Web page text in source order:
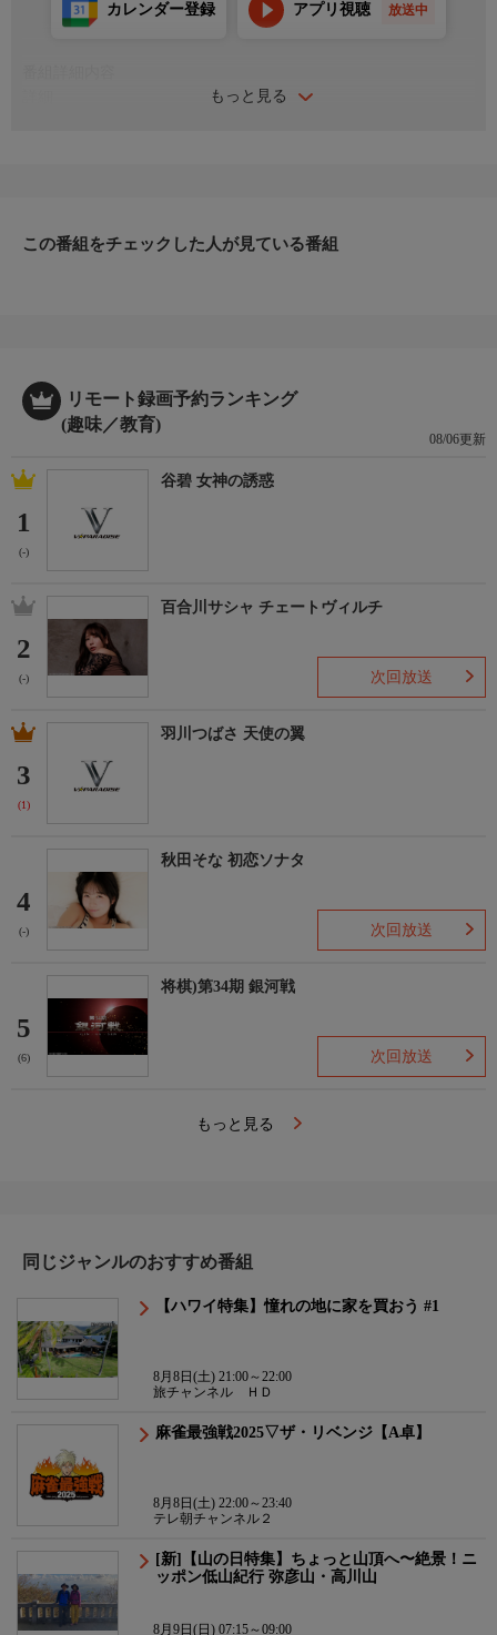
もっと見る
カレンダー登録 アプリ視聴 放送中
こだわり、理想の釣りを追求する2日間に迫る！
この番組をチェックした人が見ている番組
リモート録画予約ランキング
(趣味／教育)
08/06更新
1
(-)
谷碧 女神の誘惑
2
(-)
百合川サシャ チェートヴィルチ
次回放送
3
(1)
羽川つばさ 天使の翼
4
(-)
秋田そな 初恋ソナタ
次回放送
5
(6)
将棋)第34期 銀河戦
次回放送
もっと見る
同じジャンルのおすすめ番組
【ハワイ特集】憧れの地に家を買おう #1
8月8日(土) 21:00～22:00
旅チャンネル ＨＤ
麻雀最強戦2025▽ザ・リベンジ【A卓】
8月8日(土) 22:00～23:40
テレ朝チャンネル２
[新]【山の日特集】ちょっと山頂へ〜絶景！ニ
ッポン低山紀行 弥彦山・高川山
8月9日(日) 07:15～09:00